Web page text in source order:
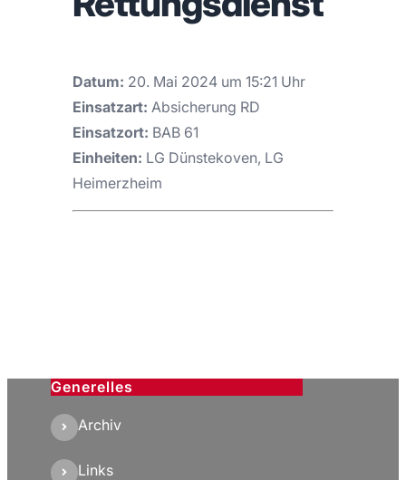
Datum: 20. Mai 2024 um 15:21 Uhr
Einsatzart: Absicherung RD
Einsatzort: BAB 61
Einheiten: LG Dünstekoven, LG
Heimerzheim
Generelles
Archiv
Links